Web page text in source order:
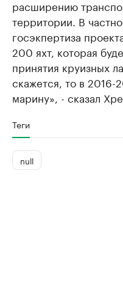
расширению
территории. В
госэкпертиза
200 яхт, которая
принятия круизных
скажется, то в 2016-
марину», - сказал
Теги
null